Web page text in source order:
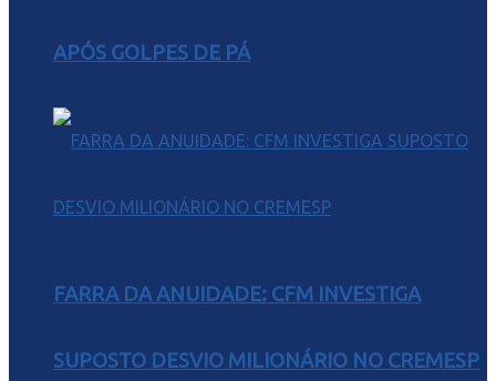
APÓS GOLPES DE PÁ
FARRA DA ANUIDADE: CFM INVESTIGA
SUPOSTO DESVIO MILIONÁRIO NO CREMESP